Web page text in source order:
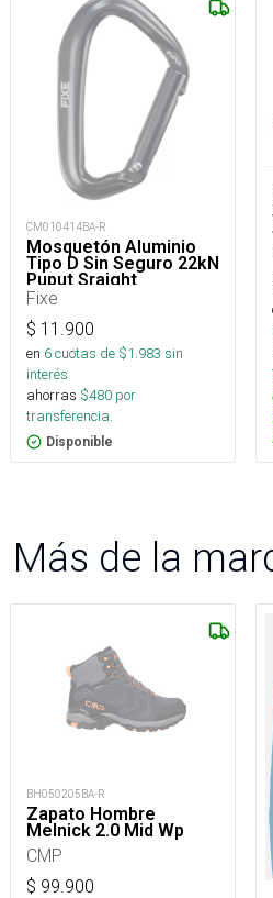
CM010414BA-R
Mosquetón Aluminio
Tipo D Sin Seguro 22kN
Puput Sraight
Fixe
$ 11.900
en 6cuotas de $1.983 sin
interés
ahorras $480 por
transferencia.
Disponible
Más de la
BH050205BA-R
Zapato Hombre
Melnick 2.0 Mid Wp
CMP
$ 99.900